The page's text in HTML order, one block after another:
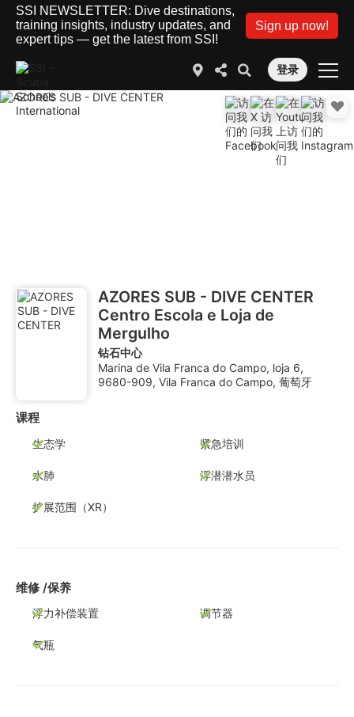
SSI NEWSLETTER: Dive destinations,
training insights, industry updates, and
expert tips — get the latest from SSI!
Sign up now!
登录
AZORES SUB - DIVE CENTER
Centro Escola e Loja de
Mergulho
钻石中心
Marina de Vila Franca do Campo, loja 6,
9680-909, Vila Franca do Campo, 葡萄牙
课程
生态学 紧急培训
水肺 浮潜潜水员
扩展范围（XR）
维修 /保养
浮力补偿装置 调节器
气瓶